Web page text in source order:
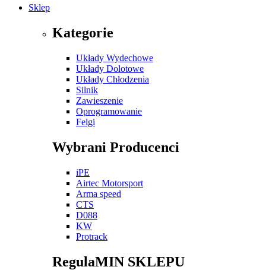
Sklep
Kategorie
Układy Wydechowe
Układy Dolotowe
Układy Chłodzenia
Silnik
Zawieszenie
Oprogramowanie
Felgi
Wybrani Producenci
iPE
Airtec Motorsport
Arma speed
CTS
D088
KW
Protrack
RegulaMIN SKLEPU